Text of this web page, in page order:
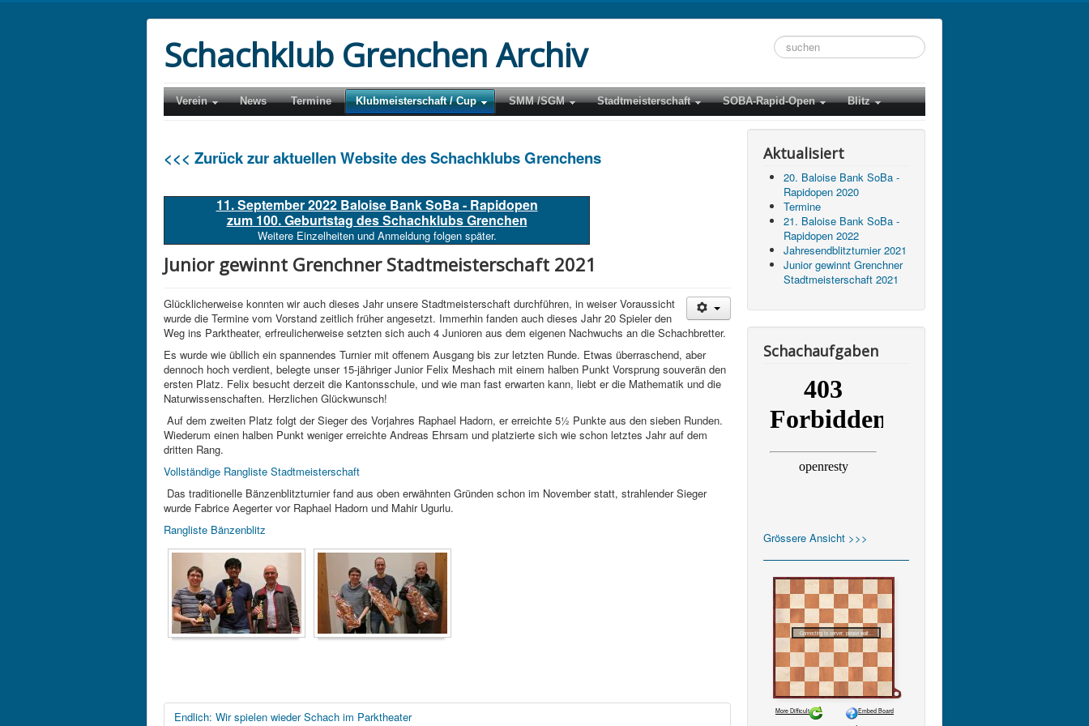
Schachklub Grenchen Archiv
Suchen
...
Verein News Termine Klubmeisterschaft / Cup SMM /SGM Stadtmeisterschaft SOBA-Rapid-Open Blitz
<<< Zurück zur aktuellen Website des Schachklubs Grenchens
11. September 2022 Baloise Bank SoBa - Rapidopen
zum 100. Geburtstag des Schachklubs Grenchen
Weitere Einzelheiten und Anmeldung folgen später.
Junior gewinnt Grenchner Stadtmeisterschaft 2021
Glücklicherweise konnten wir auch dieses Jahr unsere Stadtmeisterschaft durchführen, in weiser Voraussicht
wurde die Termine vom Vorstand zeitlich früher angesetzt. Immerhin fanden auch dieses Jahr 20 Spieler den
Weg ins Parktheater, erfreulicherweise setzten sich auch 4 Junioren aus dem eigenen Nachwuchs an die Schachbretter.
Es wurde wie übllich ein spannendes Turnier mit offenem Ausgang bis zur letzten Runde. Etwas überraschend, aber
dennoch hoch verdient, belegte unser 15-jähriger Junior Felix Meshach mit einem halben Punkt Vorsprung souverän den
ersten Platz. Felix besucht derzeit die Kantonsschule, und wie man fast erwarten kann, liebt er die Mathematik und die
Naturwissenschaften. Herzlichen Glückwunsch!
Auf dem zweiten Platz folgt der Sieger des Vorjahres Raphael Hadorn, er erreichte 5½ Punkte aus den sieben Runden.
Wiederum einen halben Punkt weniger erreichte Andreas Ehrsam und platzierte sich wie schon letztes Jahr auf dem
dritten Rang.
Vollständige Rangliste Stadtmeisterschaft
Das traditionelle Bänzenblitzturnier fand aus oben erwähnten Gründen schon im November statt, strahlender Sieger
wurde Fabrice Aegerter vor Raphael Hadorn und Mahir Ugurlu.
Rangliste Bänzenblitz
Endlich: Wir spielen wieder Schach im Parktheater
Aktualisiert
20. Baloise Bank SoBa -
Rapidopen 2020
Termine
21. Baloise Bank SoBa -
Rapidopen 2022
Jahresendblitzturnier 2021
Junior gewinnt Grenchner
Stadtmeisterschaft 2021
Schachaufgaben
Grössere Ansicht >>>